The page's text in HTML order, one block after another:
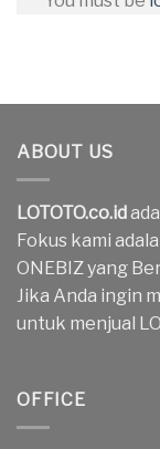
ABOUT US
LOTOTO.co.id
Fokus kami
ONEBIZ yang
Jika Anda ingin
untuk menjual
OFFICE